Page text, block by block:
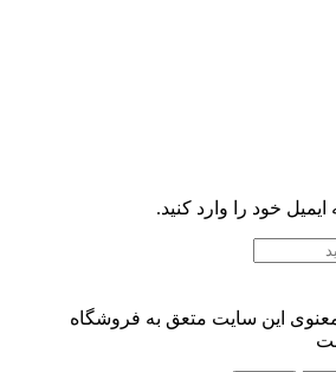
خود را وارد کنید.
این سایت متعق به فروشگاه